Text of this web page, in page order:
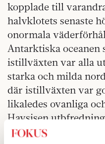
kopplade till
halvklotets senaste
onormala
Antarktiska oceanen
istillväxten var alla
starka och milda
där istillväxten var
likaledes ovanliga
Havsisen
nu närmas sig mer